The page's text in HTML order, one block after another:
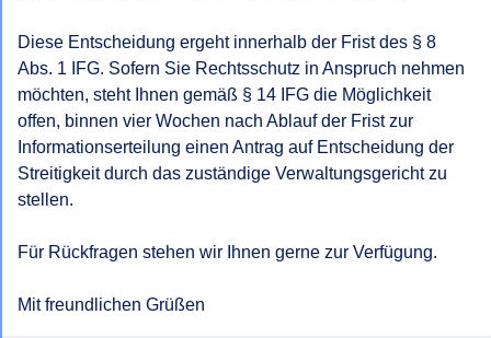
Diese Entscheidung ergeht innerhalb der Frist des § 8
Abs. 1 IFG. Sofern Sie Rechtsschutz in Anspruch nehmen
möchten, steht Ihnen gemäß § 14 IFG die Möglichkeit
offen, binnen vier Wochen nach Ablauf der Frist zur
Informationserteilung einen Antrag auf Entscheidung der
Streitigkeit durch das zuständige Verwaltungsgericht zu
stellen.
Für Rückfragen stehen wir Ihnen gerne zur Verfügung.
Mit freundlichen Grüßen